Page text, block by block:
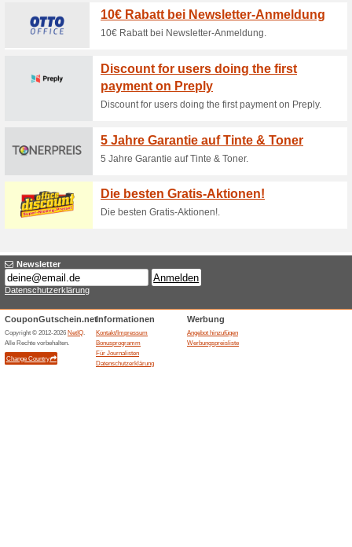
Die Rabattaktion gilt jeden
die gewünschten Peach
automatisch abgezogen.
Gratis-Versand ab
Der Online-Shop schenkt dir
von 100 €. Deine Lieferung
Werktagen bei dir zu Hause.